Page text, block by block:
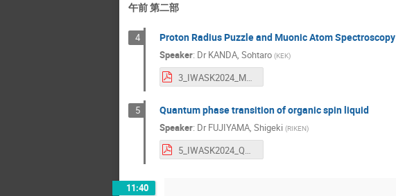
午前 第二部
4 Proton Radius Puzzle and Muonic Atom Spectroscopy
Speaker: Dr KANDA, Sohtaro (KEK)
3_IWASK2024_Mup_Kanda.pdf
5 Quantum phase transition of organic spin liquid
Speaker: Dr FUJIYAMA, Shigeki (RIKEN)
11:40